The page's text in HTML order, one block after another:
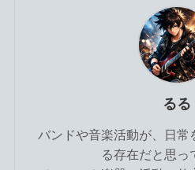
るる
バンドや音楽活動が、日常
る存在だと思っ